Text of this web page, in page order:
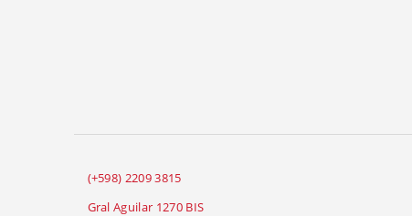
(+598) 2209 3815
Gral Aguilar 1270 BIS